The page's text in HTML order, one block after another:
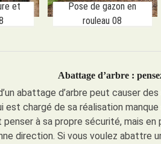
et
Pose de gazon en
rouleau 08
Abattage d’arbre :
abattage d’arbre peut causer
est chargé de sa réalisation
à sa propre sécurité, mais
direction. Si vous voulez abattre